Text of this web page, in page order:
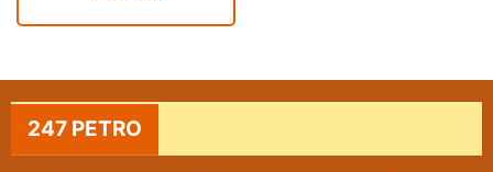
247 PETRO